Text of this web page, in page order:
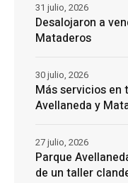
Desalojaron a
Mataderos
31 julio, 2026
Más servicios en
Avellaneda y
30 julio, 2026
Parque
de un taller
27 julio, 2026